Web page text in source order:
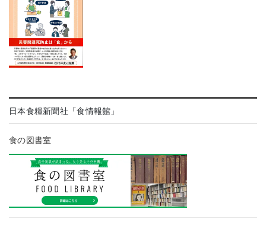
日本食糧新聞社「食情報館」
食の図書室